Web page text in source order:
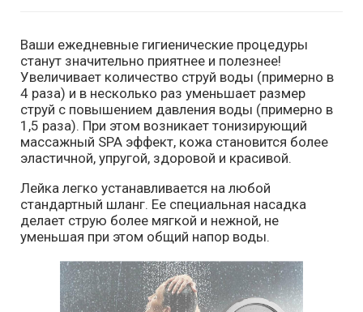
Ваши ежедневные гигиенические процедуры
станут значительно приятнее и полезнее!
Увеличивает количество струй воды (примерно в
4 раза) и в несколько раз уменьшает размер
струй с повышением давления воды (примерно в
1,5 раза). При этом возникает тонизирующий
массажный SPA эффект, кожа становится более
эластичной, упругой, здоровой и красивой.
Лейка легко устанавливается на любой
стандартный шланг. Ее специальная насадка
делает струю более мягкой и нежной, не
уменьшая при этом общий напор воды.